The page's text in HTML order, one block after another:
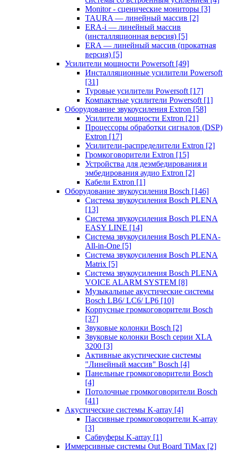
Monitor - сценические мониторы [3]
TAURA — линейный массив [2]
ERA-i — линейный массив
(инсталляционная версия) [5]
ERA — линейный массив (прокатная
версия) [5]
Усилители мощности Powersoft [49]
Инсталляционные усилители Powersoft
[31]
Туровые усилители Powersoft [17]
Компактные усилители Powersoft [1]
Оборудование звукоусиления Extron [58]
Усилители мощности Extron [21]
Процессоры обработки сигналов (DSP)
Extron [17]
Усилители-распределители Extron [2]
Громкоговорители Extron [15]
Устройства для деэмбедирования и
эмбедирования аудио Extron [2]
Кабели Extron [1]
Оборудование звукоусиления Bosch [146]
Система звукоусиления Bosch PLENA
[13]
Система звукоусиления Bosch PLENA
EASY LINE [14]
Система звукоусиления Bosch PLENA-
All-in-One [5]
Система звукоусиления Bosch PLENA
Matrix [5]
Система звукоусиления Bosch PLENA
VOICE ALARM SYSTEM [8]
Музыкальные акустические системы
Bosch LB6/ LC6/ LP6 [10]
Корпусные громкоговорители Bosch
[37]
Звуковые колонки Bosch [2]
Звуковые колонки Bosch серии XLA
3200 [3]
Активные акустические системы
"Линейный массив" Bosch [4]
Панельные громкоговорители Bosch
[4]
Потолочные громкоговорители Bosch
[41]
Акустические системы K-array [4]
Пассивные громкоговорители K-array
[3]
Сабвуферы K-array [1]
Иммерсивные системы Out Board TiMax [2]